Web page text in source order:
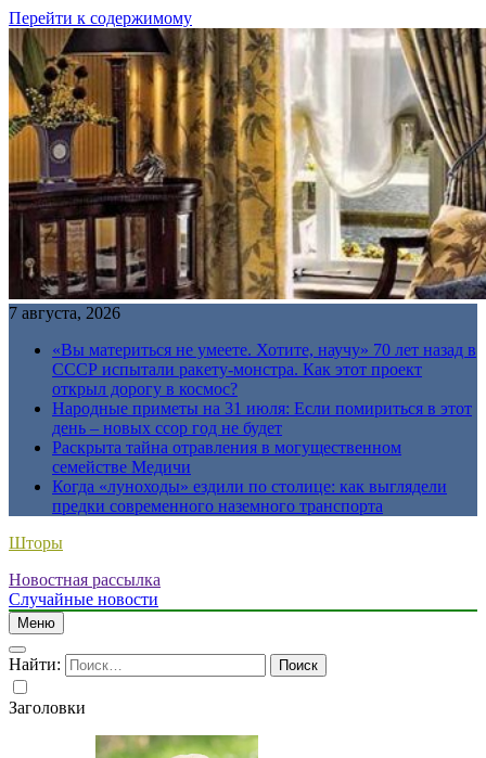
Перейти к содержимому
7 августа, 2026
«Вы материться не умеете. Хотите, научу» 70 лет назад в
СССР испытали ракету-монстра. Как этот проект
открыл дорогу в космос?
Народные приметы на 31 июля: Если помириться в этот
день – новых ссор год не будет
Раскрыта тайна отравления в могущественном
семействе Медичи
Когда «луноходы» ездили по столице: как выглядели
предки современного наземного транспорта
Шторы
Новостная рассылка
Случайные новости
Меню
Найти:
Заголовки